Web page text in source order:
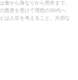
食から身なりから所作まで、
恩恵を受けて理想の30代へ
は人生を考えること。大切な